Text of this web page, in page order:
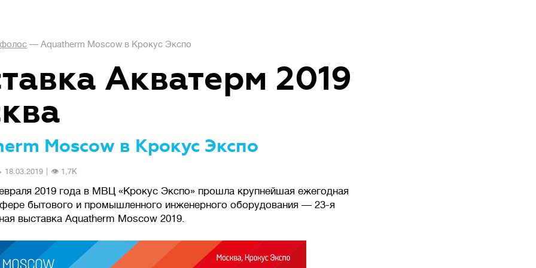
—Aquatherm Moscow в Крокус Экспо
Акватерм 2019
Moscow в Крокус Экспо
18.03.2019 👁 1,7К
2019 года в МВЦ «Крокус Экспо» прошла крупнейшая ежегодная
бытового и промышленного инженерного оборудования — 23-я
выставка Aquatherm Moscow 2019.